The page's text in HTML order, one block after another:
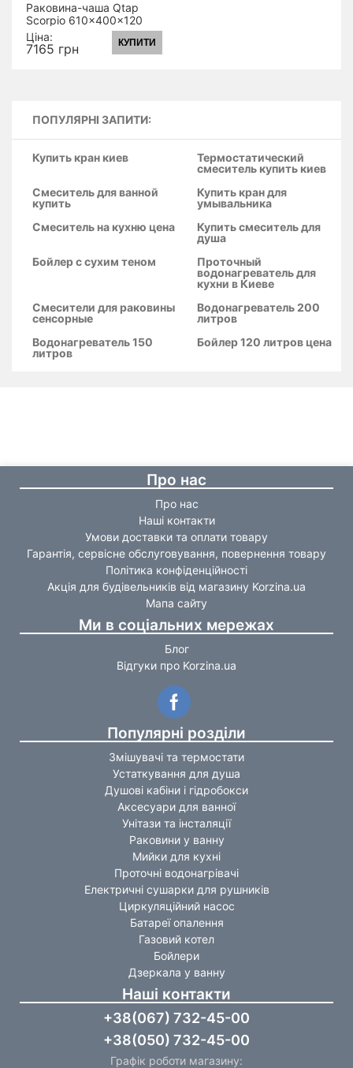
Раковина-чаша Qtap
Scorpio 610x400x120
Matt black з донним
клапаном
QT142203MBMB
Ціна:
7165 грн КУПИТИ
ПОПУЛЯРНІ ЗАПИТИ:
Купить кран киев
Термостатический
смеситель купить киев
Смеситель для ванной
купить
Купить кран для
умывальника
Смеситель на кухню цена
Купить смеситель для
душа
Бойлер с сухим теном
Проточный
водонагреватель для
кухни в Киеве
Смесители для раковины
сенсорные
Водонагреватель 200
литров
Водонагреватель 150
литров
Бойлер 120 литров цена
Про нас
Про нас
Наші контакти
Умови доставки та оплати товару
Гарантія, сервісне обслуговування, повернення товару
Політика конфіденційності
Акція для будівельників від магазину Korzina.ua
Мапа сайту
Ми в соціальних мережах
Блог
Відгуки про Korzina.ua
Популярні розділи
Змішувачі та термостати
Устаткування для душа
Душові кабіни і гідробокси
Аксесуари для ванної
Унітази та інсталяції
Раковини у ванну
Мийки для кухні
Проточні водонагрівачі
Електричні сушарки для рушників
Циркуляційний насос
Батареї опалення
Газовий котел
Бойлери
Дзеркала у ванну
Наші контакти
+38(067) 732-45-00
+38(050) 732-45-00
Графік роботи магазину: